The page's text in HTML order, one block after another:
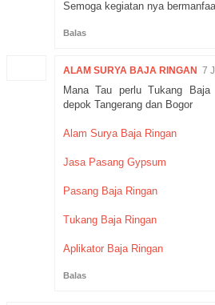
Semoga kegiatan nya
Balas
ALAM SURYA BAJA RINGAN 7
Mana Tau perlu Tukang
depok Tangerang dan Bogor
Alam Surya Baja Ringan
Jasa Pasang Gypsum
Pasang Baja Ringan
Tukang Baja Ringan
Aplikator Baja Ringan
Balas